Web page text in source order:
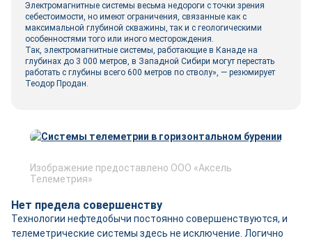
Электромагнитные системы весьма недороги с точки зрения
себестоимости, но имеют ограничения, связанные как с
максимальной глубиной скважины, так и с геологическими
особенностями того или иного месторождения.
Так, электромагнитные системы, работающие в Канаде на
глубинах до 3 000 метров, в Западной Сибири могут перестать
работать с глубины всего 600 метров по стволу», — резюмирует
Теодор Продан.
Изображение предоставлено ООО «Аксель
Телеметрия»
Нет предела совершенству
Технологии нефтедобычи постоянно совершенствуются, и
телеметрические системы здесь не исключение. Логично